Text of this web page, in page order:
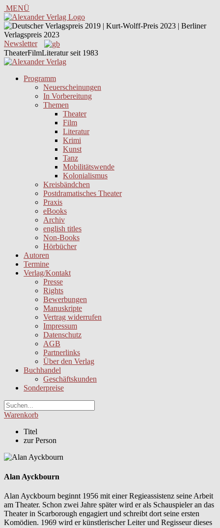
MENÜ
Newsletter
TheaterFilmLiteratur seit 1983
Programm
Neuerscheinungen
In Vorbereitung
Themen
Theater
Film
Literatur
Krimi
Kunst
Tanz
Mobilitätswende
Kolonialismus
Kreisbändchen
Postdramatisches Theater
Praxis
eBooks
Archiv
english titles
Non-Books
Hörbücher
Autoren
Termine
Verlag/Kontakt
Presse
Rights
Bewerbungen
Manuskripte
Vertrag widerrufen
Impressum
Datenschutz
AGB
Partnerlinks
Über den Verlag
Buchhandel
Geschäftskunden
Sonderpreise
Warenkorb
Titel
zur Person
Alan Ayckbourn
Alan Ayckbourn beginnt 1956 mit einer Regieassistenz seine Arbeit
am Theater. Schon zwei Jahre später wird er als Schauspieler an das
Theater in Scarborough engagiert und schreibt dort seine ersten
Komödien. 1969 wird er künstlerischer Leiter und Regisseur dieses